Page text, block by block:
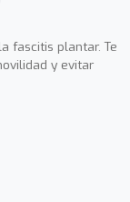
fascitis plantar. Te
y evitar